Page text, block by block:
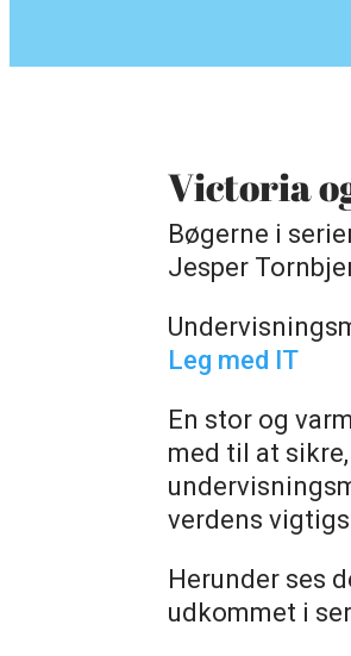
Victoria
Bøgerne i
Jesper
Leg med IT
En stor og
med til at
verdens
Herunder ses
udkommet i